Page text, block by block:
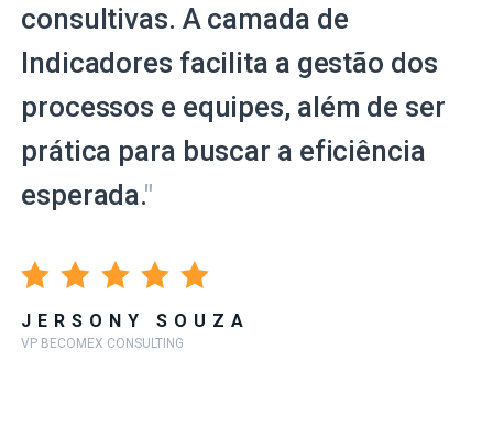
consultivas. A camada de
Indicadores facilita a gestão dos
processos e equipes, além de ser
prática para buscar a eficiência
esperada."
JERSONY SOUZA
VP BECOMEX CONSULTING